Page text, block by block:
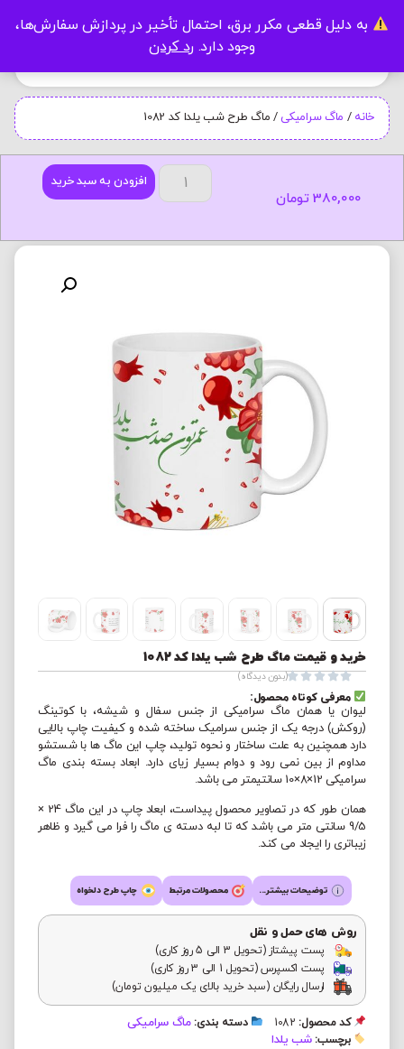
به دلیل قطعی مکرر برق، احتمال تأخیر در پردازش سفارش‌ها،
وجود دارد. رد کردن
خانه / ماگ سرامیکی/ ماگ طرح شب یلدا کد 1082
افزودن به سبد خرید
380,000 تومان
خرید و قیمت ماگ طرح شب یلدا کد 1082




(بدون دیدگاه)
معرفی کوتاه محصول:
لیوان یا همان ماگ سرامیکی از جنس سفال و شیشه، با کوتینگ
(روکش) درجه یک از جنس سرامیک ساخته شده و کیفیت چاپ بالایی
دارد همچنین به علت ساختار و نحوه تولید، چاپ این ماگ ها با شستشو
مداوم از بین نمی رود و دوام بسیار زیای دارد. ابعاد بسته بندی ماگ
سرامیکی 12×8×10 سانتیمتر می باشد.
همان طور که در تصاویر محصول پیداست، ابعاد چاپ در این ماگ 24 ×
9/5 سانتی متر می باشد که تا لبه دسته ی ماگ را فرا می گیرد و ظاهر
زیباتری را ایجاد می کند.
توضیحات بیشتر... محصولات مرتبط چاپ طرح دلخواه
روش های حمل و نقل
پست پیشتاز (تحویل 3 الی 5 روز کاری)
پست اکسپرس (تحویل 1 الی 3 روز کاری)
ارسال رایگان (سبد خرید بالای یک میلیون تومان)
کد محصول: 1082 دسته بندی: ماگ سرامیکی
برچسب: شب یلدا